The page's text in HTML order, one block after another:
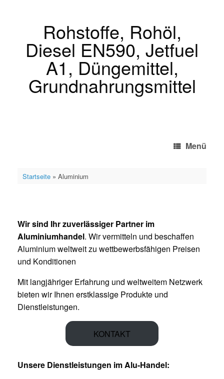
Rohstoffe, Rohöl,
Diesel EN590, Jetfuel
A1, Düngemittel,
Grundnahrungsmittel
Menü
Startseite» Aluminium
Wir sind Ihr zuverlässiger Partner im
Aluminiumhandel. Wir vermitteln und beschaffen
Aluminium weltweit zu wettbewerbsfähigen Preisen
und Konditionen
Mit langjähriger Erfahrung und weltweitem Netzwerk
bieten wir Ihnen erstklassige Produkte und
Dienstleistungen.
KONTAKT
Unsere Dienstleistungen im Alu-Handel: